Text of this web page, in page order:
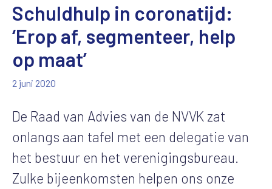
Schuldhulp in coronatijd:
‘Erop af, segmenteer, help
op maat’
2 juni 2020
De Raad van Advies van de NVVK zat
onlangs aan tafel met een delegatie van
het bestuur en het verenigingsbureau.
Zulke bijeenkomsten helpen ons onze